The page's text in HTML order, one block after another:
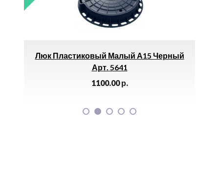
Люк Пластиковый Малый А15 Черный
Арт. 5641
1100.00р.